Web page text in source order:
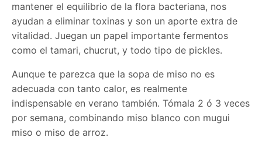
mantener el equilibrio de la flora bacteriana, nos
ayudan a eliminar toxinas y son un aporte extra de
vitalidad. Juegan un papel importante fermentos
como el tamari, chucrut, y todo tipo de pickles.
Aunque te parezca que la sopa de miso no es
adecuada con tanto calor, es realmente
indispensable en verano también. Tómala 2 ó 3 veces
por semana, combinando miso blanco con mugui
miso o miso de arroz.